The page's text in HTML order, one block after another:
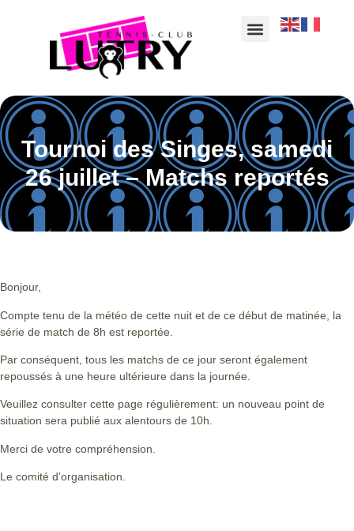
Tournoi des Singes, samedi
26 juillet – Matchs reportés
Bonjour,
Compte tenu de la météo de cette nuit et de ce début de matinée, la
série de match de 8h est reportée.
Par conséquent, tous les matchs de ce jour seront également
repoussés à une heure ultérieure dans la journée.
Veuillez consulter cette page régulièrement: un nouveau point de
situation sera publié aux alentours de 10h.
Merci de votre compréhension.
Le comité d’organisation.